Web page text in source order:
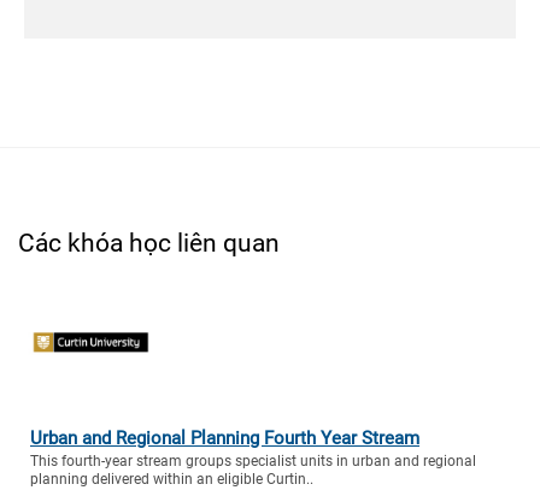
Các khóa học liên quan
Urban and Regional Planning Fourth Year Stream
This fourth-year stream groups specialist units in urban and regional
planning delivered within an eligible Curtin..